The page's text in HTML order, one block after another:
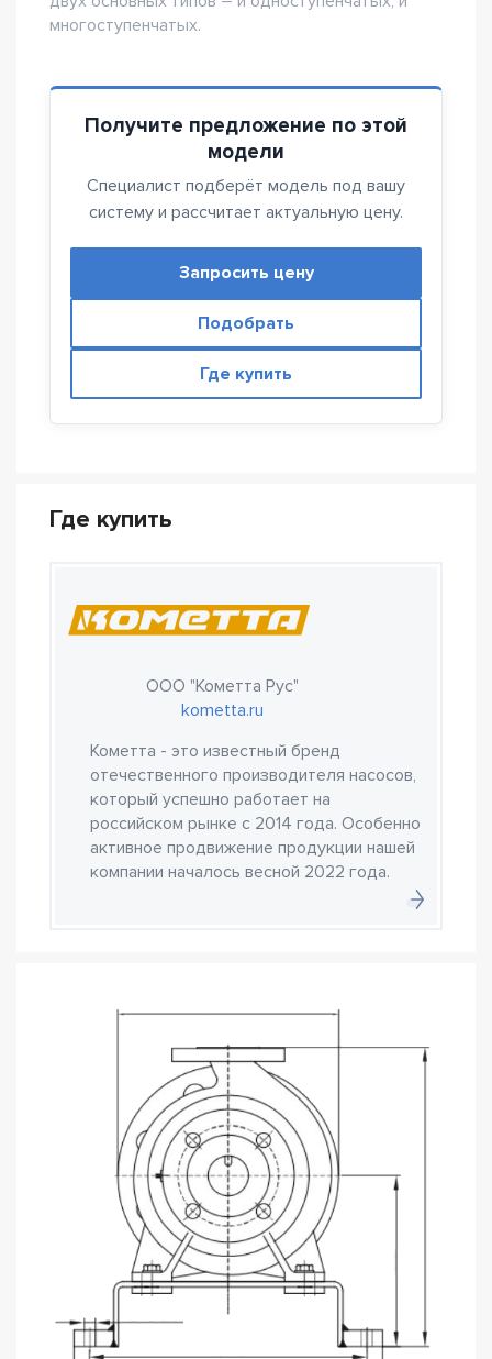
многоступенчатых.
Получите предложение по этой
модели
Специалист подберёт модель под вашу
систему и рассчитает актуальную цену.
Запросить цену
Подобрать
Где купить
Где купить
ООО "Кометта Рус"
kometta.ru
Кометта - это известный бренд
отечественного производителя насосов,
который успешно работает на
российском рынке с 2014 года. Особенно
активное продвижение продукции нашей
компании началось весной 2022 года.